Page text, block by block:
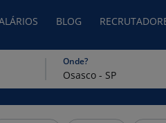
BLOG
Onde?